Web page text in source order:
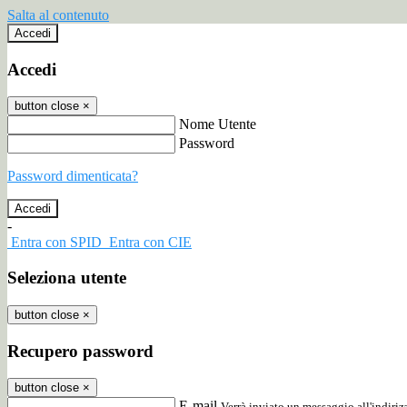
Salta al contenuto
Accedi
Accedi
button close ×
Nome Utente
Password
Password dimenticata?
-
Entra con SPID Entra con CIE
Seleziona utente
button close ×
Recupero password
button close ×